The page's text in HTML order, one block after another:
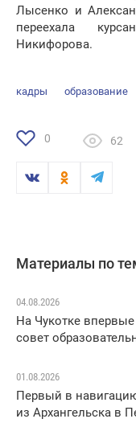
Лысенко и
переехала
Никифорова.
кадры образование
0 62
Материалы по
04.08.2026
На Чукотке
совет
01.08.2026
Первый в
из Архангельска в